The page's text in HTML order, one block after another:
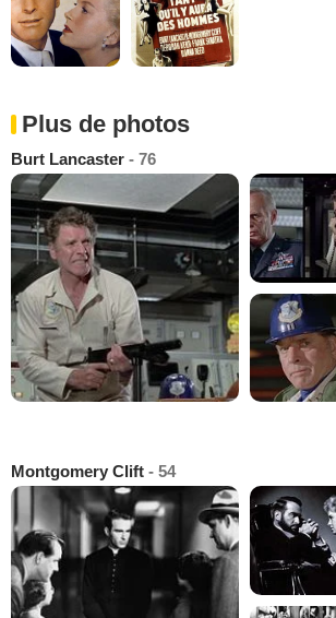
Plus de photos
Burt Lancaster - 76
Montgomery Clift - 54